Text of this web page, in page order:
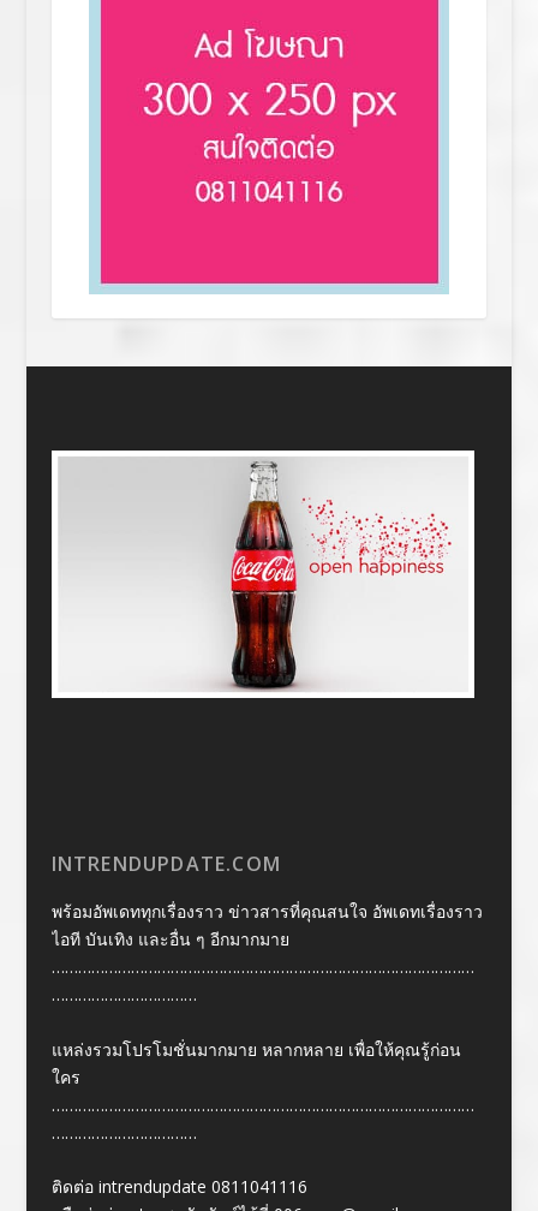
INTRENDUPDATE.COM
พร้อมอัพเดททุกเรื่องราว ข่าวสารที่คุณสนใจ อัพเดทเรื่องราว
ไอที บันเทิง และอื่น ๆ อีกมากมาย
……………………………………………………………………………………
……………………………
แหล่งรวมโปรโมชั่นมากมาย หลากหลาย เพื่อให้คุณรู้ก่อน
ใคร
……………………………………………………………………………………
……………………………
ติดต่อ intrendupdate 0811041116